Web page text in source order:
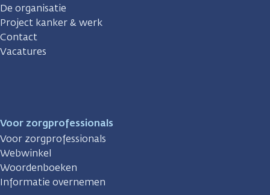
De organisatie
Project kanker & werk
Contact
Vacatures
Voor zorgprofessionals
Voor zorgprofessionals
Webwinkel
Woordenboeken
Informatie overnemen